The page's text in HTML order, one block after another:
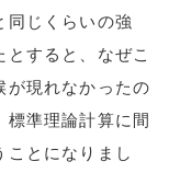
同じくらいの強
すると、なぜこ
が現れなかったの
標準理論計算に間
ことになりまし